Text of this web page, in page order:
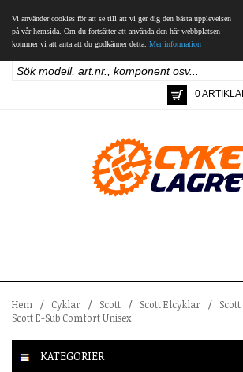
Vi använder cookies för att se till att vi ger dig den bästa upplevelsen
på vår hemsida. Om du fortsätter att använda den här webbplatsen
kommer vi att anta att du godkänner detta. Mer information
0
Hem / Cyklar / Scott / Scott Elcyklar / Scott
Scott E-Sub Comfort Unisex
KATEGORIER